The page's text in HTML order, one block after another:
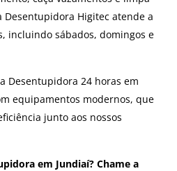
Desentupidora Higitec atende a
incluindo sábados, domingos e
Desentupidora 24 horas em
equipamentos modernos, que
junto aos nossos
em Jundiaí? Chame a